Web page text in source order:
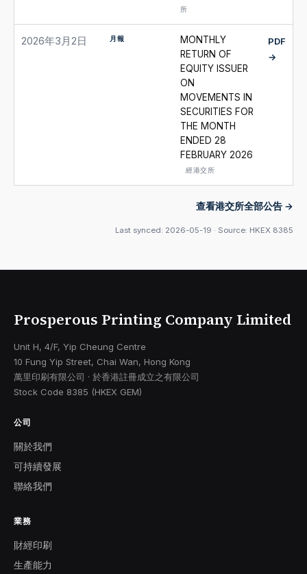
所
2026年3月2日 月報
MONTHLY
RETURN OF
EQUITY ISSUER
ON
MOVEMENTS IN
SECURITIES FOR
THE MONTH
ENDED 28
FEBRUARY 2026
經港交所
PDF
→
查看港交所全部公告
Last synced: 2026-05-19 · Source: HKEX 8385
Prosperous Printing Company Limited
Unit H, 4/F, Yip Cheung Centre
10 Fung Yip Street, Chai Wan, Hong Kong
萬里印刷有限公司 · 於香港註冊成立之有限公司
Stock Code 8385 (HKEX GEM)
公司
關於我們
可持續發展
聯絡我們
業務
財經印刷
生產能力